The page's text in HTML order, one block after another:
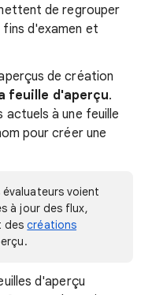
de regrouper
d'examen et
de création
feuille d'aperçu.
actuels à une feuille
pour créer une
voient
à jour des flux,
descréations
d'aperçu